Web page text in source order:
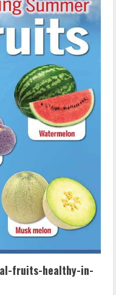
fruits-healthy-in-